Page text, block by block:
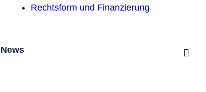
Rechtsform und Finanzierung
News